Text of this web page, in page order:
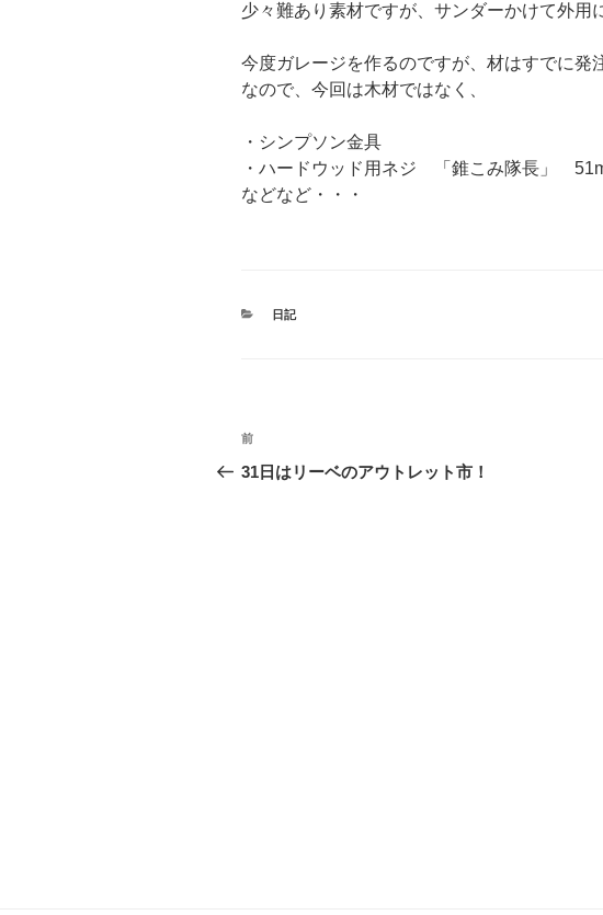
少々難あり素材ですが、サンダーかけて外用
今度ガレージを作るのですが、材はすでに発
なので、今回は木材ではなく、
・シンプソン金具
・ハードウッド用ネジ 「錐こみ隊長」
などなど・・・
カ
日記
投
稿
前
の
前
31日はリーベのアウトレット市！